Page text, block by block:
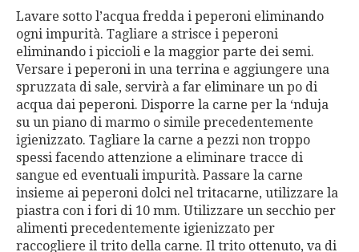
Lavare sotto l’acqua fredda i peperoni eliminando
ogni impurità. Tagliare a strisce i peperoni
eliminando i piccioli e la maggior parte dei semi.
Versare i peperoni in una terrina e aggiungere una
spruzzata di sale, servirà a far eliminare un po di
acqua dai peperoni. Disporre la carne per la ‘nduja
su un piano di marmo o simile precedentemente
igienizzato. Tagliare la carne a pezzi non troppo
spessi facendo attenzione a eliminare tracce di
sangue ed eventuali impurità. Passare la carne
insieme ai peperoni dolci nel tritacarne, utilizzare la
piastra con i fori di 10 mm. Utilizzare un secchio per
alimenti precedentemente igienizzato per
raccogliere il trito della carne. Il trito ottenuto, va di